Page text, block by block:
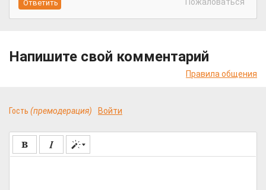
Напишите свой комментарий
Правила общения
Гость (премодерация) Войти